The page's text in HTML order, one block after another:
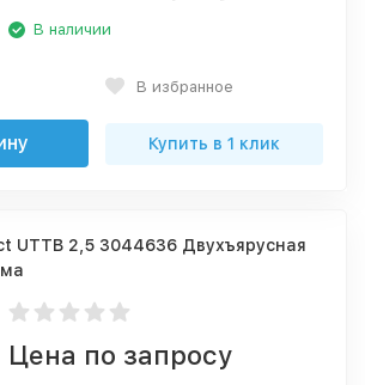
В наличии
В избранное
Купить в 1 клик
UTTB 2,5 3044636 Двухъярусная
Цена по запросу